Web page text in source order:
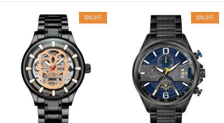
53% OFF 20% OFF